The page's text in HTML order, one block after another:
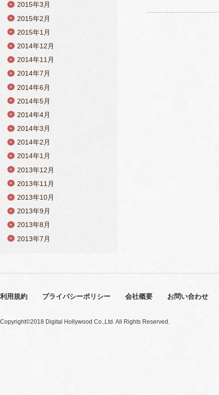
2015年3月
2015年2月
2015年1月
2014年12月
2014年11月
2014年7月
2014年6月
2014年5月
2014年4月
2014年3月
2014年2月
2014年1月
2013年12月
2013年11月
2013年10月
2013年9月
2013年8月
2013年7月
利用規約 プライバシーポリシー 会社概要 お問い合わせ
Copyright©2018 Digital Hollywood Co.,Ltd. All Rights Reserved.